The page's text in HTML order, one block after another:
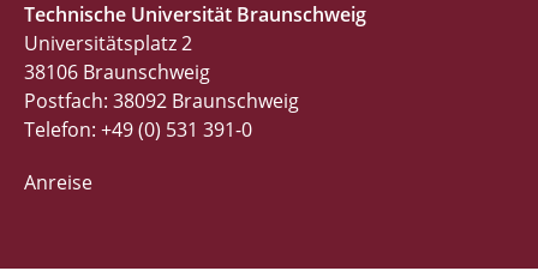
Technische Universität Braunschweig
Universitätsplatz 2
38106 Braunschweig
Postfach: 38092 Braunschweig
Telefon: +49 (0) 531 391-0
Anreise